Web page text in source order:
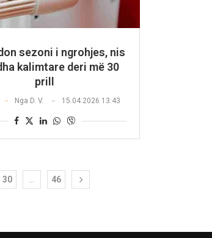
sezoni i ngrohjes, nis
kalimtare deri më 30
prill
Nga D. V. 15.04.2026 13:43
30 … 46